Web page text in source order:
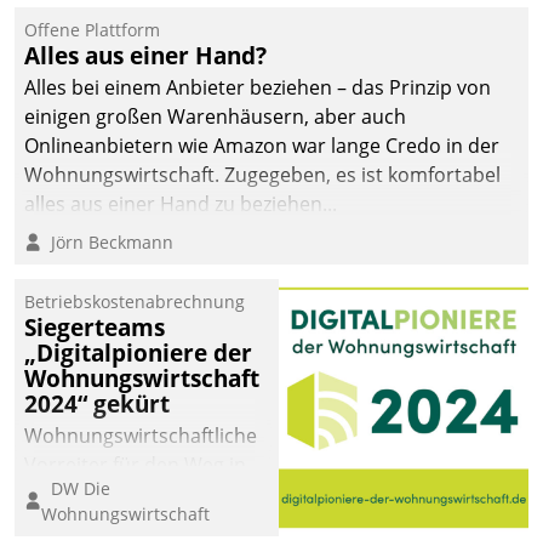
Offene Plattform
Alles aus einer Hand?
Alles bei einem Anbieter beziehen – das Prinzip von
einigen großen Warenhäusern, aber auch
Onlineanbietern wie Amazon war lange Credo in der
Wohnungswirtschaft. Zugegeben, es ist komfortabel
alles aus einer Hand zu beziehen...
Jörn Beckmann
Betriebskostenabrechnung
Siegerteams
„Digitalpioniere der
Wohnungswirtschaft
2024“ gekürt
Wohnungswirtschaftliche
eine digitale Zukunft zu
finden, ist das Ziel des
DW Die
Wohnungswirtschaft